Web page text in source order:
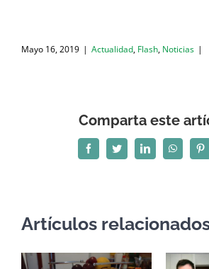
Mayo 16, 2019 | Actualidad, Flash, Noticias |
Comparta este
FacebookTwitterLinkedInWhatsApp
Artículos